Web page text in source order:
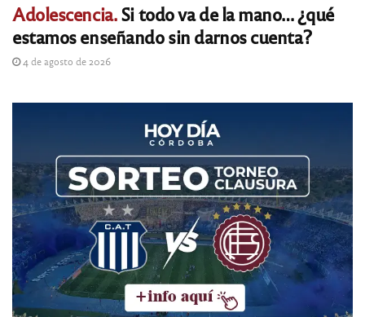
Adolescencia.Si todo va de la mano… ¿qué
estamos enseñando sin darnos cuenta?
4 de agosto de 2026